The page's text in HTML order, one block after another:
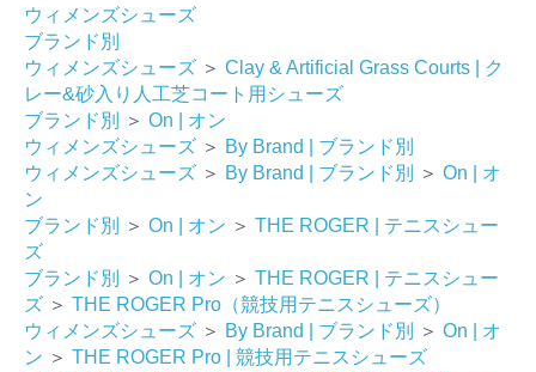
ウィメンズシューズ
ブランド別
ウィメンズシューズ ＞ Clay & Artificial Grass Courts | ク
レー&砂入り人工芝コート用シューズ
ブランド別
＞ On | オン
ウィメンズシューズ ＞ By Brand | ブランド別
ウィメンズシューズ ＞ By Brand | ブランド別 ＞ On | オ
ン
ブランド別
＞ On | オン ＞ THE ROGER | テニスシュー
ズ
ブランド別
＞ On | オン ＞ THE ROGER | テニスシュー
ズ ＞ THE ROGER Pro（競技用テニスシューズ）
ウィメンズシューズ ＞ By Brand | ブランド別 ＞ On | オ
ン ＞ THE ROGER Pro | 競技用テニスシューズ